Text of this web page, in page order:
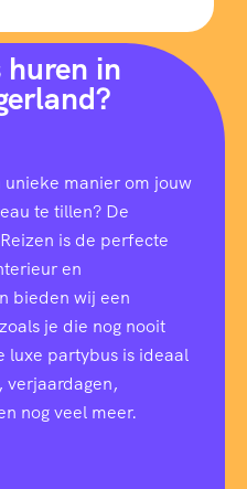
in
manier om jouw
te tillen? De
is de perfecte
en
bieden wij een
je die nog nooit
luxe partybus is ideaal
verjaardagen,
nog veel meer.